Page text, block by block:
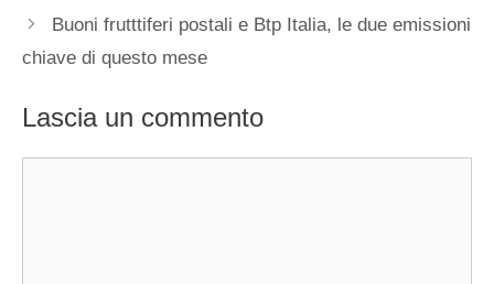
Buoni frutttiferi postali e Btp Italia, le due emissioni
chiave di questo mese
Lascia un commento